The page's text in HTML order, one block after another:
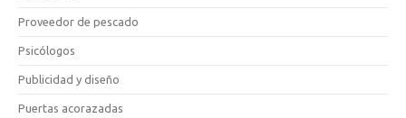
Proveedor de pescado
Psicólogos
Publicidad y diseño
Puertas acorazadas